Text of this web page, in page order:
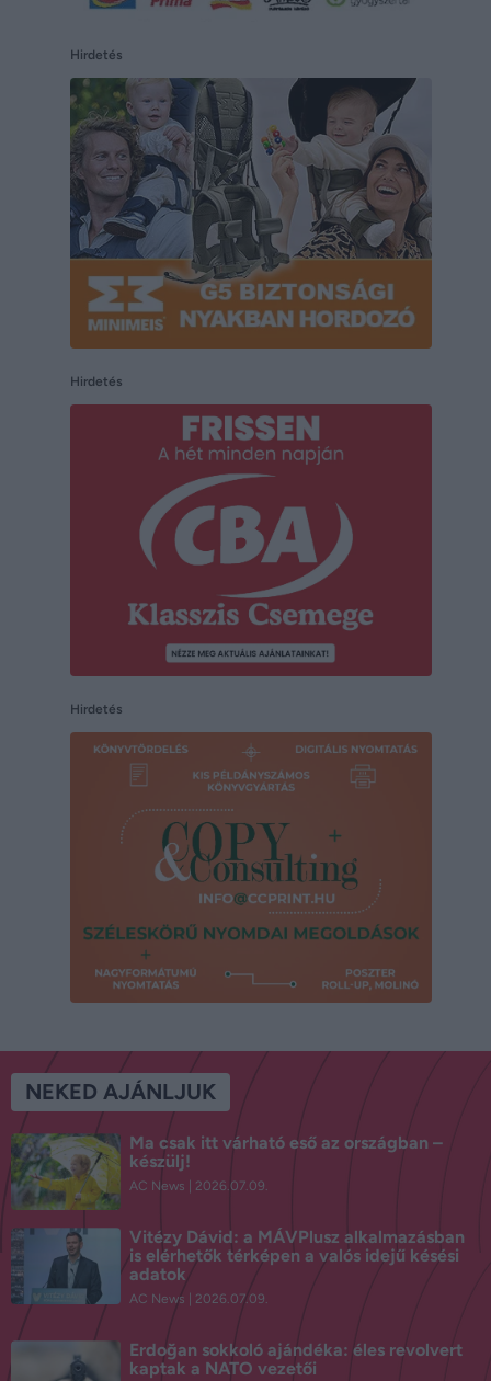
Hirdetés
Hirdetés
Hirdetés
NEKED AJÁNLJUK
Ma csak itt várható eső az országban –
készülj!
AC News 2026.07.09.
Vitézy Dávid: a MÁVPlusz alkalmazásban
is elérhetők térképen a valós idejű késési
adatok
AC News 2026.07.09.
Erdoğan sokkoló ajándéka: éles revolvert
kaptak a NATO vezetői